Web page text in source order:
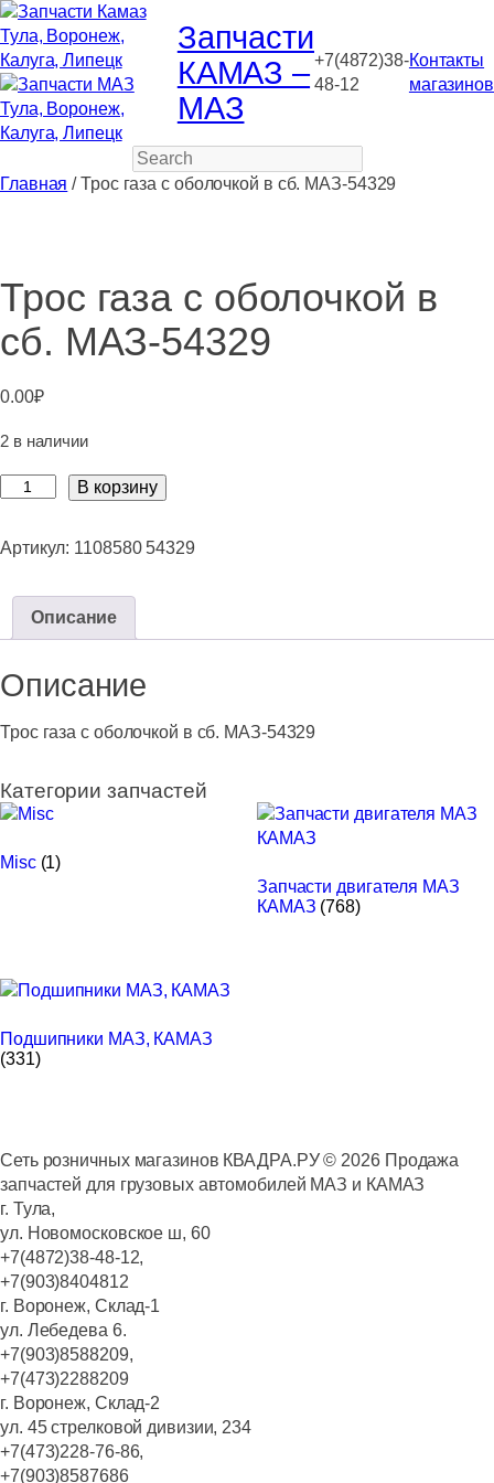
Запчасти
КАМАЗ –
МАЗ
+7(4872)38-
48-12
Контакты
магазинов
Search
Главная / Трос газа с оболочкой в сб. МАЗ-54329
Трос газа с оболочкой в
сб. МАЗ-54329
0.00₽
2 в наличии
Количество
газа
оболочкой
МАЗ-54329
В корзину
Артикул: 1108580 54329
Описание
Описание
Трос газа с оболочкой в сб. МАЗ-54329
Категории запчастей
Misc (1)
Запчасти двигателя МАЗ
КАМАЗ (768)
Подшипники МАЗ, КАМАЗ
(331)
Сеть розничных магазинов КВАДРА.РУ © 2026Продажа
запчастей для грузовых автомобилей МАЗ и КАМАЗ
г. Тула,
ул. Новомосковское ш, 60
+7(4872)38-48-12,
+7(903)8404812
г. Воронеж, Склад-1
ул. Лебедева 6.
+7(903)8588209,
+7(473)2288209
г. Воронеж, Склад-2
ул. 45 стрелковой дивизии, 234
+7(473)228-76-86,
+7(903)8587686